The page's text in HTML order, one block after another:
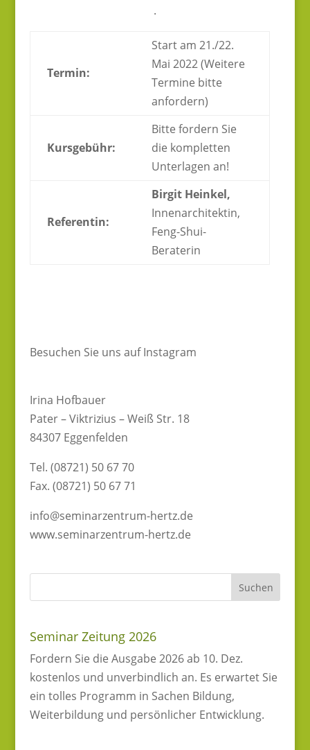
.
Termin:
Start am 21./22.
Mai 2022 (Weitere
Termine bitte
anfordern)
Kursgebühr:
Bitte fordern Sie
die kompletten
Unterlagen an!
Referentin:
Birgit Heinkel,
Innenarchitektin,
Feng-Shui-
Beraterin
Besuchen Sie uns auf Instagram
Irina Hofbauer
Pater – Viktrizius – Weiß Str. 18
84307 Eggenfelden
Tel. (08721) 50 67 70
Fax. (08721) 50 67 71
info@seminarzentrum-hertz.de
www.seminarzentrum-hertz.de
Seminar Zeitung 2026
Fordern Sie die Ausgabe 2026 ab 10. Dez.
kostenlos und unverbindlich an. Es erwartet Sie
ein tolles Programm in Sachen Bildung,
Weiterbildung und persönlicher Entwicklung.